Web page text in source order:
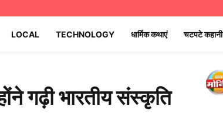
LOCAL TECHNOLOGY धार्मिक कथाएं चटपटे कहानी
गढ़ी भारतीय संस्कृति